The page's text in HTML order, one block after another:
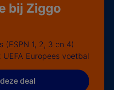
bij Ziggo
(ESPN 1, 2, 3 en 4)
Europees voetbal
deal